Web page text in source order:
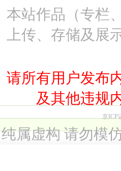
本站作品（专栏
上传、存储及
请所有用户发布
及其他违规
京ICP
纯属虚构 请勿模